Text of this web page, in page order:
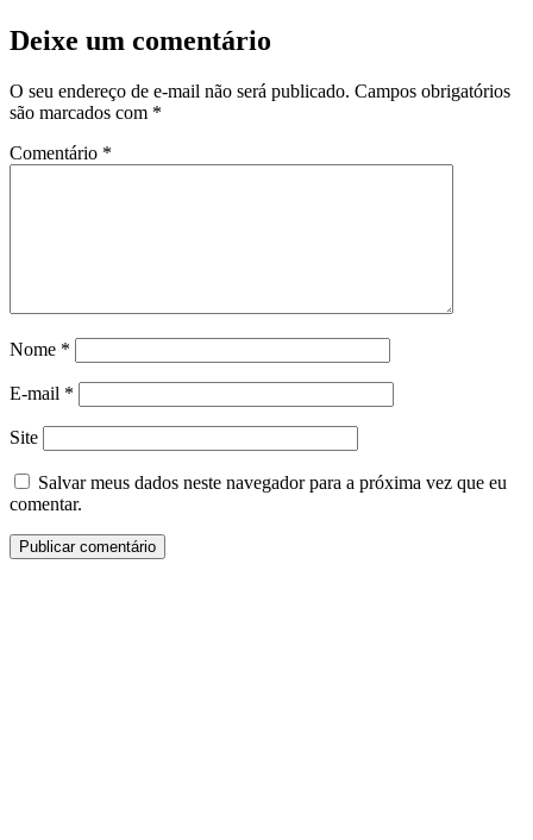
Deixe um comentário
O seu endereço de e-mail não será publicado. Campos obrigatórios
são marcados com *
Comentário *
Nome *
E-mail *
Site
Salvar meus dados neste navegador para a próxima vez que eu
comentar.